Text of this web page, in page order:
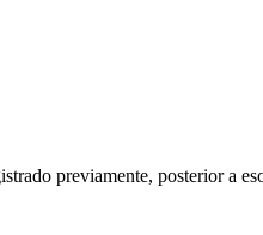
previamente, posterior a